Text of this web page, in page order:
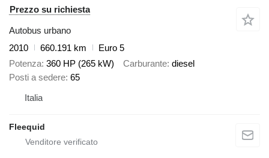
Prezzo su richiesta
Autobus urbano
2010
660.191 km
Euro 5
Potenza 360 HP (265 kW) Carburante diesel
Posti a sedere 65
Italia
Fleequid